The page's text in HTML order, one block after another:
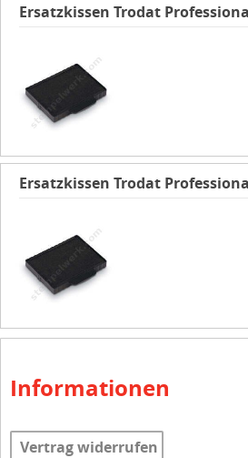
Ersatzkissen Trodat
Ersatzkissen Trodat
Informationen
Vertrag widerrufen